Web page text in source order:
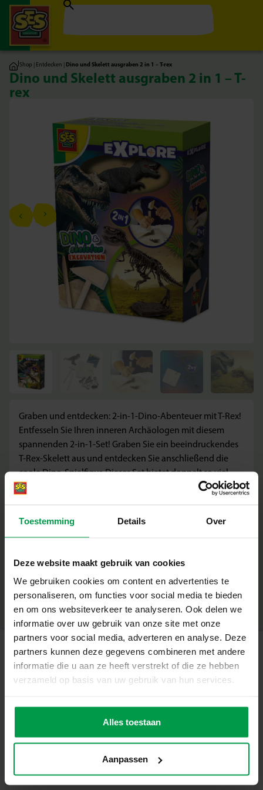
Toestemming Details Over
Deze website maakt gebruik van cookies
We gebruiken cookies om content en advertenties te
personaliseren, om functies voor social media te bieden
en om ons websiteverkeer te analyseren. Ook delen we
informatie over uw gebruik van onze site met onze
partners voor social media, adverteren en analyse. Deze
partners kunnen deze gegevens combineren met andere
informatie die u aan ze heeft verstrekt of die ze hebben
verzameld op basis van uw gebruik van hun services.
Alles toestaan
Aanpassen
|Shop | Entdecken | Dino und Skelett ausgraben 2 in 1 – T-rex
Dino und Skelett ausgraben 2 in 1 – T-
rex
Graben und entdecken: 2-in-1-Dino-Abenteuer mit T-Rex!
Entfesseln Sie Ihren inneren Archäologen mit diesem
spannenden 2-in-1-Set! Graben Sie ein beeindruckendes
T-Rex-Skelett aus und entdecken Sie anschließend die
coole Dino-Spielfigur. Dieses Set bietet doppelt so viel
Spaß für junge Entdecker, die Dinosaurier und Abenteuer
Was dieses Set so großartig macht
– Fördert Neugier und motorische Fähigkeiten
– Enthält alle erforderlichen Werkzeuge
– Perfekt für Kinder ab 5 Jahren
Entdecken Sie den Spaß am Ausgraben und Spielen
Mit diesem Set können Kinder zuerst das T-Rex-Skelett
ausgraben und dann mit der T-Rex-Spielfigur
abenteuerlich spielen. Eine großartige Kombination aus
Lernen und Spielen, die junge Paläontologen inspiriert.
Dieses Set ist ideal für Eltern, die ihren Kindern eine
und Lernen und fördert gleichzeitig die Feinmotorik und
Fantasie Ihres Kindes.
– Bikblock mit T-Rex-Skelett
Mindestalter|
5+
Produktnummer|
25092
Teilen Sie dieses Produkt
Ähnliche Produkte
Dino-
Badebomben
Mindestalte